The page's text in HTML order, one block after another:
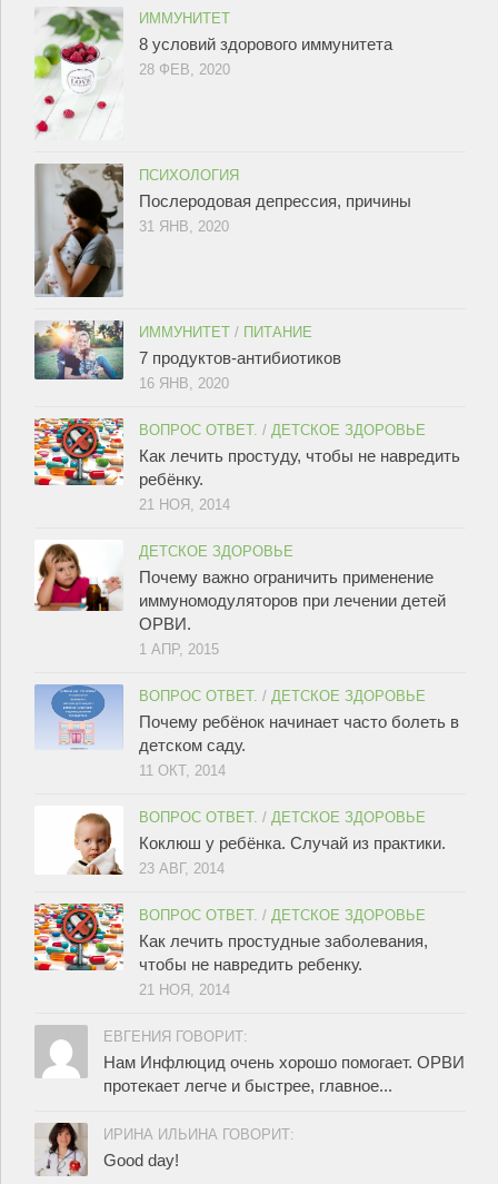
ИММУНИТЕТ
8 условий здорового иммунитета
28 ФЕВ, 2020
ПСИХОЛОГИЯ
Послеродовая депрессия, причины
31 ЯНВ, 2020
ИММУНИТЕТ / ПИТАНИЕ
7 продуктов-антибиотиков
16 ЯНВ, 2020
ВОПРОС ОТВЕТ. / ДЕТСКОЕ ЗДОРОВЬЕ
Как лечить простуду, чтобы не навредить
ребёнку.
21 НОЯ, 2014
ДЕТСКОЕ ЗДОРОВЬЕ
Почему важно ограничить применение
иммуномодуляторов при лечении детей
ОРВИ.
1 АПР, 2015
ВОПРОС ОТВЕТ. / ДЕТСКОЕ ЗДОРОВЬЕ
Почему ребёнок начинает часто болеть в
детском саду.
11 ОКТ, 2014
ВОПРОС ОТВЕТ. / ДЕТСКОЕ ЗДОРОВЬЕ
Коклюш у ребёнка. Случай из практики.
23 АВГ, 2014
ВОПРОС ОТВЕТ. / ДЕТСКОЕ ЗДОРОВЬЕ
Как лечить простудные заболевания,
чтобы не навредить ребенку.
21 НОЯ, 2014
ЕВГЕНИЯ ГОВОРИТ:
Нам Инфлюцид очень хорошо помогает. ОРВИ
протекает легче и быстрее, главное...
ИРИНА ИЛЬИНА ГОВОРИТ:
Good day!